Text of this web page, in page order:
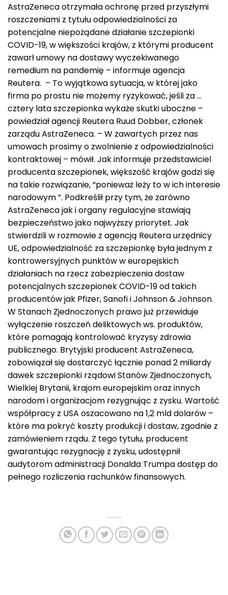
AstraZeneca otrzymała ochronę przed przyszłymi
roszczeniami z tytułu odpowiedzialności za
potencjalne niepożądane działanie szczepionki
COVID-19, w większości krajów, z którymi producent
zawarł umowy na dostawy wyczekiwanego
remedium na pandemię – informuje agencja
Reutera. – To wyjątkowa sytuacja, w której jako
firma po prostu nie możemy ryzykować, jeśli za …
cztery lata szczepionka wykaże skutki uboczne –
powiedział agencji Reutera Ruud Dobber, członek
zarządu AstraZeneca. – W zawartych przez nas
umowach prosimy o zwolnienie z odpowiedzialności
kontraktowej – mówił. Jak informuje przedstawiciel
producenta szczepionek, większość krajów godzi się
na takie rozwiązanie, “ponieważ leży to w ich interesie
narodowym ”. Podkreślił przy tym, że zarówno
AstraZeneca jak i organy regulacyjne stawiają
bezpieczeństwo jako najwyższy priorytet. Jak
stwierdzili w rozmowie z agencją Reutera urzędnicy
UE, odpowiedzialność za szczepionkę była jednym z
kontrowersyjnych punktów w europejskich
działaniach na rzecz zabezpieczenia dostaw
potencjalnych szczepionek COVID-19 od takich
producentów jak Pfizer, Sanofi i Johnson & Johnson.
W Stanach Zjednoczonych prawo już przewiduje
wyłączenie roszczeń deliktowych ws. produktów,
które pomagają kontrolować kryzysy zdrowia
publicznego. Brytyjski producent AstraZeneca,
zobowiązał się dostarczyć łącznie ponad 2 miliardy
dawek szczepionki rządowi Stanów Zjednoczonych,
Wielkiej Brytanii, krajom europejskim oraz innych
narodom i organizacjom rezygnując z zysku. Wartość
współpracy z USA oszacowano na 1,2 mld dolarów –
które ma pokryć koszty produkcji i dostaw, zgodnie z
zamówieniem rządu. Z tego tytułu, producent
gwarantując rezygnację z zysku, udostępnił
audytorom administracji Donalda Trumpa dostęp do
pełnego rozliczenia rachunków finansowych.